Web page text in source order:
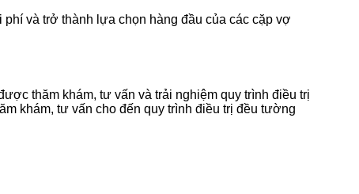
và trở thành lựa chọn hàng đầu của các cặp vợ
thăm khám, tư vấn và trải nghiệm quy trình điều trị
khám, tư vấn cho đến quy trình điều trị đều tường